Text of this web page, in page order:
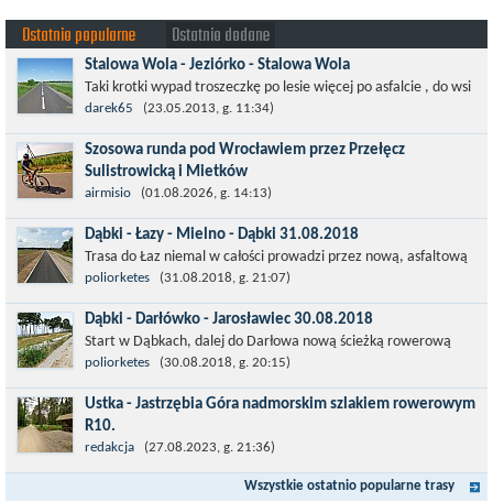
Ostatnio popularne Ostatnio dodane
Stalowa Wola - Jeziórko - Stalowa Wola
Taki krotki wypad troszeczkę po lesie więcej po asfalcie , do wsi
której już nie ma , kopalni siarki również nie ma , a ci co
pamiętają okres...
darek65 (23.05.2013, g. 11:34)
Szosowa runda pod Wrocławiem przez Przełęcz
Sulistrowicką i Mietków
Łatwa, szosowa runda pod Wrocławiem, raczej płaska z jednym
małym podjazdem na Przełęcz Sulistrowicką od strony Olesznej.
To trasa idealna na...
airmisio (01.08.2026, g. 14:13)
Dąbki - Łazy - Mielno - Dąbki 31.08.2018
Trasa do Łaz niemal w całości prowadzi przez nową, asfaltową
ścieżkę rowerową (od Dąbek do Iwięcina wzdłuż drogi 203).
Niestety jest to trasa nie...
poliorketes (31.08.2018, g. 21:07)
Dąbki - Darłówko - Jarosławiec 30.08.2018
Start w Dąbkach, dalej do Darłowa nową ścieżką rowerową
(niekiedy pieszo-rowerową), gdzie na pierwszym rondzie zjazd
w stronę Darłówka Zachodniego....
poliorketes (30.08.2018, g. 20:15)
Ustka - Jastrzębia Góra nadmorskim szlakiem rowerowym
R10.
Międzynarodowy Szlak Rowerowy R-10, jest częścią sieci
EuroVelo. Prowadzi wzdłuż brzegu dookoła Morza Bałtyckiego.
Trasa liczy w sumie ponad 8500...
redakcja (27.08.2023, g. 21:36)
Wszystkie ostatnio popularne trasy